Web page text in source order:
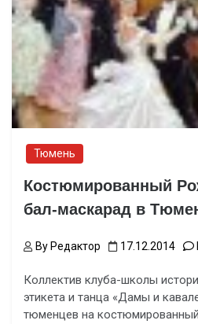
Тюмень
Костюмированный
бал-маскарад в
By Редактор 17.12.2014
Коллектив клуба-школы
этикета и танца «Дамы и
тюменцев на